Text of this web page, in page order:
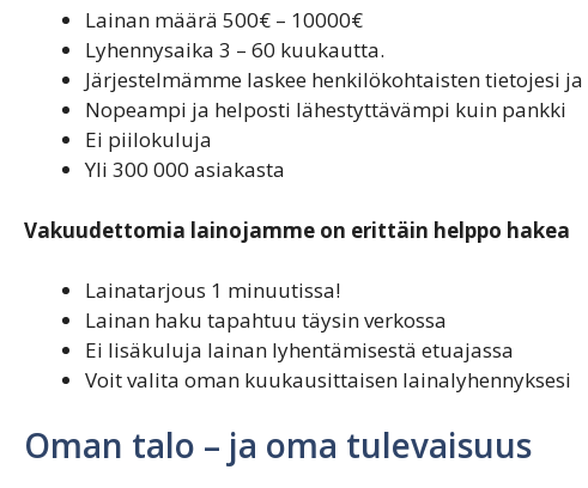
Lainan määrä 500€ – 10000€
Lyhennysaika 3 – 60 kuukautta.
Järjestelmämme laskee henkilökohtaisten tietojesi
Nopeampi ja helposti lähestyttävämpi kuin pankki
Ei piilokuluja
Yli 300 000 asiakasta
Vakuudettomia lainojamme on erittäin helppo hakea
Lainatarjous 1 minuutissa!
Lainan haku tapahtuu täysin verkossa
Ei lisäkuluja lainan lyhentämisestä etuajassa
Voit valita oman kuukausittaisen lainalyhennyksesi
Oman talo – ja oma tulevaisuus